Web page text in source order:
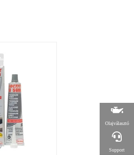
Olajválasztó
Support